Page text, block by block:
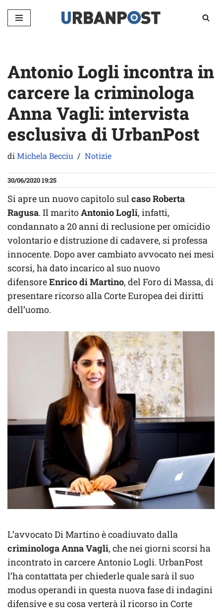
Vai
Antonio Logli incontra in
carcere la criminologa
Anna Vagli: intervista
esclusiva di UrbanPost
diMichela Becciu Notizie
30/06/2020 19:25
Si apre un nuovo capitolo sulcaso Roberta
Ragusa. Il maritoAntonio Logli, infatti,
condannato a 20 anni di reclusione per omicidio
volontario e distruzione di cadavere, si professa
innocente. Dopo aver cambiato avvocato nei mesi
scorsi, ha dato incarico al suo nuovo
difensoreEnrico di Martino, del Foro di Massa, di
presentare ricorso alla Corte Europea dei diritti
dell’uomo.
L’avvocato Di Martino è coadiuvato dalla
criminologa Anna Vagli, che nei giorni scorsi ha
incontrato in carcere Antonio Logli. UrbanPost
l’ha contattata per chiederle quale sarà il suo
modus operandi in questa nuova fase di indagini
difensive e su cosa verterà il ricorso in Corte